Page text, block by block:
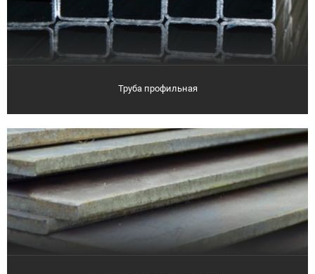
Труба профильная